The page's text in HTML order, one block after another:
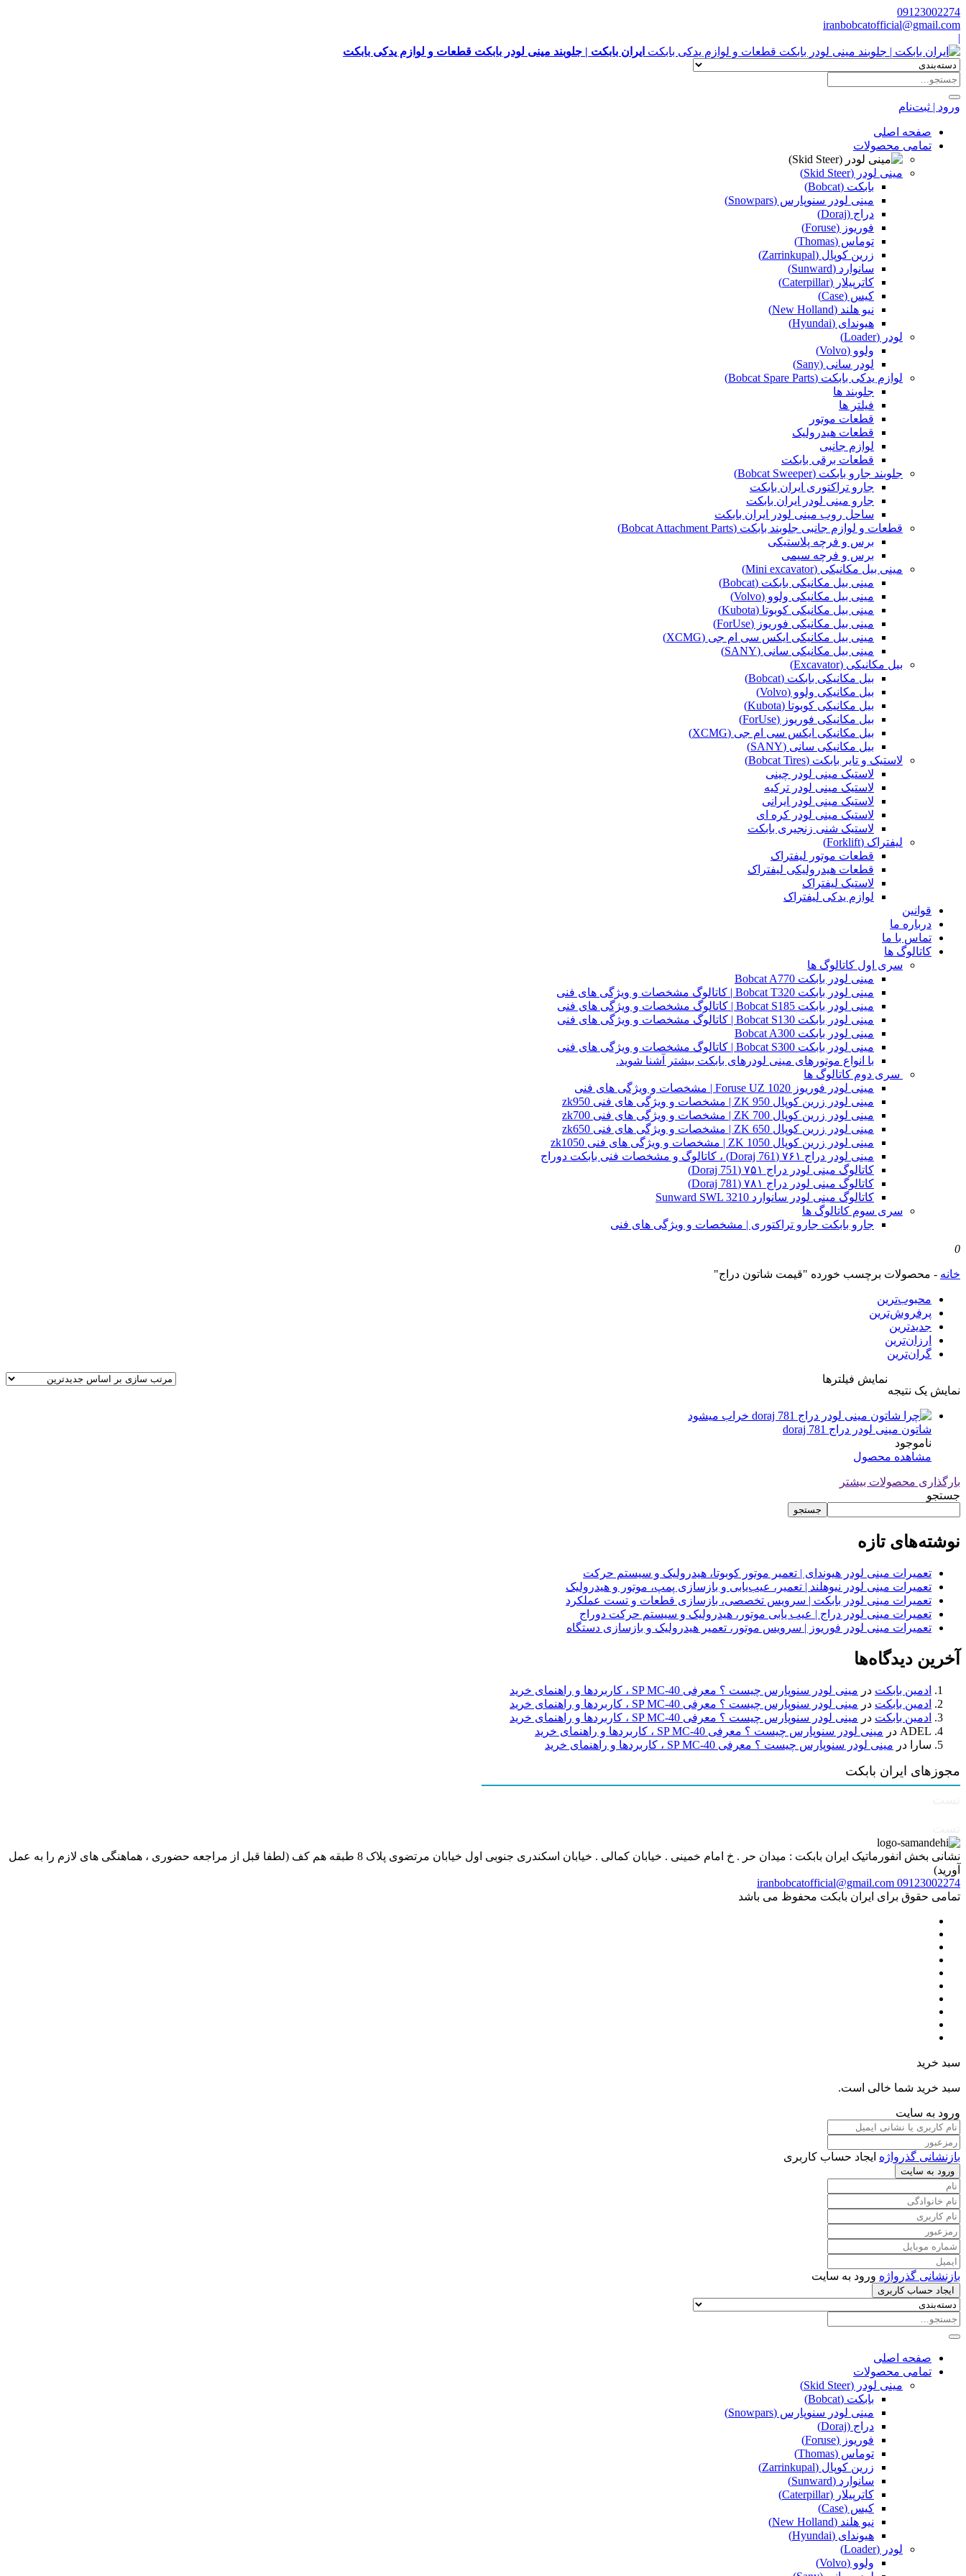
09123002274
iranbobcatofficial@gmail.com
|
ایران بابکت | جلوبند مینی لودر بابکت قطعات و لوازم یدکی بابکت
ورود | ثبت‌نام
صفحه اصلی
تمامی محصولات
مینی لودر (Skid Steer)
بابکت (Bobcat)
مینی لودر سنوپارس (Snowpars)
دراج (Doraj)
فوریوز (Foruse)
توماس (Thomas)
زرین کوپال (Zarrinkupal)
سانوارد (Sunward)
کاترپیلار (Caterpillar)
کیس (Case)
نیو هلند (New Holland)
هیوندای (Hyundai)
لودر (Loader)
ولوو (Volvo)
لودر سانی (Sany)
لوازم یدکی بابکت (Bobcat Spare Parts)
جلوبند ها
فیلتر ها
قطعات موتور
قطعات هیدرولیک
لوازم جانبی
قطعات برقی بابکت
جلوبند جارو بابکت (Bobcat Sweeper)
جارو تراکتوری ایران بابکت
جارو مینی لودر ایران بابکت
ساحل روب مینی لودر ایران بابکت
قطعات و لوازم جانبی جلوبند بابکت (Bobcat Attachment Parts)
برس و فرچه پلاستیکی
برس و فرچه سیمی
مینی بیل مکانیکی (Mini excavator)
مینی بیل مکانیکی بابکت (Bobcat)
مینی بیل مکانیکی ولوو (Volvo)
مینی بیل مکانیکی کوبوتا (Kubota)
مینی بیل مکانیکی فوریوز (ForUse)
مینی بیل مکانیکی ایکس سی ام جی (XCMG)
مینی بیل مکانیکی سانی (SANY)
بیل مکانیکی (Excavator)
بیل مکانیکی بابکت (Bobcat)
بیل مکانیکی ولوو (Volvo)
بیل مکانیکی کوبوتا (Kubota)
بیل مکانیکی فوریوز (ForUse)
بیل مکانیکی ایکس سی ام جی (XCMG)
بیل مکانیکی سانی (SANY)
لاستیک و تایر بابکت (Bobcat Tires)
لاستیک مینی لودر چینی
لاستیک مینی لودر ترکیه
لاستیک مینی لودر ایرانی
لاستیک مینی لودر کره ای
لاستیک شنی زنجیری بابکت
لیفتراک (Forklift)
قطعات موتور لیفتراک
قطعات هیدرولیکی لیفتراک
لاستیک لیفتراک
لوازم یدکی لیفتراک
قوانین
درباره ما
تماس با ما
کاتالوگ ها
سری اول کاتالوگ ها
مینی لودر بابکت Bobcat A770
مینی لودر بابکت Bobcat T320 | کاتالوگ مشخصات و ویژگی های فنی
مینی لودر بابکت Bobcat S185 | کاتالوگ مشخصات و ویژگی های فنی
مینی لودر بابکت Bobcat S130 | کاتالوگ مشخصات و ویژگی های فنی
مینی لودر بابکت Bobcat A300
مینی لودر بابکت Bobcat S300 | کاتالوگ مشخصات و ویژگی های فنی
با انواع موتورهای مینی لودرهای بابکت بیشتر آشنا شوید.
سری دوم کاتالوگ ها
مینی لودر فوریوز Foruse UZ 1020 | مشخصات و ویژگی های فنی
مینی لودر زرین کوپال ZK 950 | مشخصات و ویژگی های فنی zk950
مینی لودر زرین کوپال ZK 700 | مشخصات و ویژگی های فنی zk700
مینی لودر زرین کوپال ZK 650 | مشخصات و ویژگی های فنی zk650
مینی لودر زرین کوپال ZK 1050 | مشخصات و ویژگی های فنی zk1050
مینی لودر دراج ۷۶۱ (Doraj 761) ، کاتالوگ و مشخصات فنی بابکت دوراج
کاتالوگ مینی لودر دراج ۷۵۱ (Doraj 751)
کاتالوگ مینی لودر دراج ۷۸۱ (Doraj 781)
کاتالوگ مینی لودر سانوارد Sunward SWL 3210
سری سوم کاتالوگ ها
جارو بابکت جارو تراکتوری | مشخصات و ویژگی های فنی
0
خانه - محصولات برچسب خورده "قیمت شاتون دراج"
محبوب‌ترین
پرفروش‌ترین
جدیدترین
ارزان‌ترین
گران‌ترین
نمایش یک نتیجه
نمایش فیلترها
شاتون مینی لودر دراج doraj 781
ناموجود
مشاهده محصول
بارگذاری محصولات بیشتر
جستجو
جستجو
نوشته‌های تازه
تعمیرات مینی لودر هیوندای | تعمیر موتور کوبوتا، هیدرولیک و سیستم حرکت
تعمیرات مینی لودر نیوهلند | تعمیر، عیب‌یابی و بازسازی پمپ، موتور و هیدرولیک
تعمیرات مینی لودر بابکت | سرویس تخصصی، بازسازی قطعات و تست عملکرد
تعمیرات مینی لودر دراج | عیب یابی موتور، هیدرولیک و سیستم حرکت دوراج
تعمیرات مینی لودر فوریوز | سرویس موتور، تعمیر هیدرولیک و بازسازی دستگاه
آخرین دیدگاه‌ها
ادمین بابکت در مینی لودر سنوپارس چیست ؟ معرفی SP MC-40 ، کاربردها و راهنمای خرید
ادمین بابکت در مینی لودر سنوپارس چیست ؟ معرفی SP MC-40 ، کاربردها و راهنمای خرید
ادمین بابکت در مینی لودر سنوپارس چیست ؟ معرفی SP MC-40 ، کاربردها و راهنمای خرید
ADEL در مینی لودر سنوپارس چیست ؟ معرفی SP MC-40 ، کاربردها و راهنمای خرید
سارا
در مینی لودر سنوپارس چیست ؟ معرفی SP MC-40 ، کاربردها و راهنمای خرید
مجوزهای ایران بابکت
نشانی بخش انفورماتیک ایران بابکت : میدان حر . خ امام خمینی . خیابان کمالی . خیابان اسکندری جنوبی اول خیابان مرتضوی پلاک 8 طبقه هم کف (لطفا قبل از مراجعه حضوری ، هماهنگی های لازم را به عمل
آورید)
09123002274
iranbobcatofficial@gmail.com
تمامی حقوق برای ایران بابکت محفوظ می باشد
سبد خرید
سبد خرید شما خالی است.
ورود به سایت
بازنشانی گذرواژه ایجاد حساب کاربری
ورود به سایت
بازنشانی گذرواژه ورود به سایت
ایجاد حساب کاربری
صفحه اصلی
تمامی محصولات
مینی لودر (Skid Steer)
بابکت (Bobcat)
مینی لودر سنوپارس (Snowpars)
دراج (Doraj)
فوریوز (Foruse)
توماس (Thomas)
زرین کوپال (Zarrinkupal)
سانوارد (Sunward)
کاترپیلار (Caterpillar)
کیس (Case)
نیو هلند (New Holland)
هیوندای (Hyundai)
لودر (Loader)
ولوو (Volvo)